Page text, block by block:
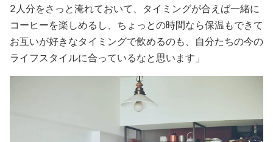
2人分をさっと淹れておいて、タイミングが合えば一緒に
コーヒーを楽しめるし、ちょっとの時間なら保温もできて
お互いが好きなタイミングで飲めるのも、自分たちの今の
ライフスタイルに合っているなと思います 」